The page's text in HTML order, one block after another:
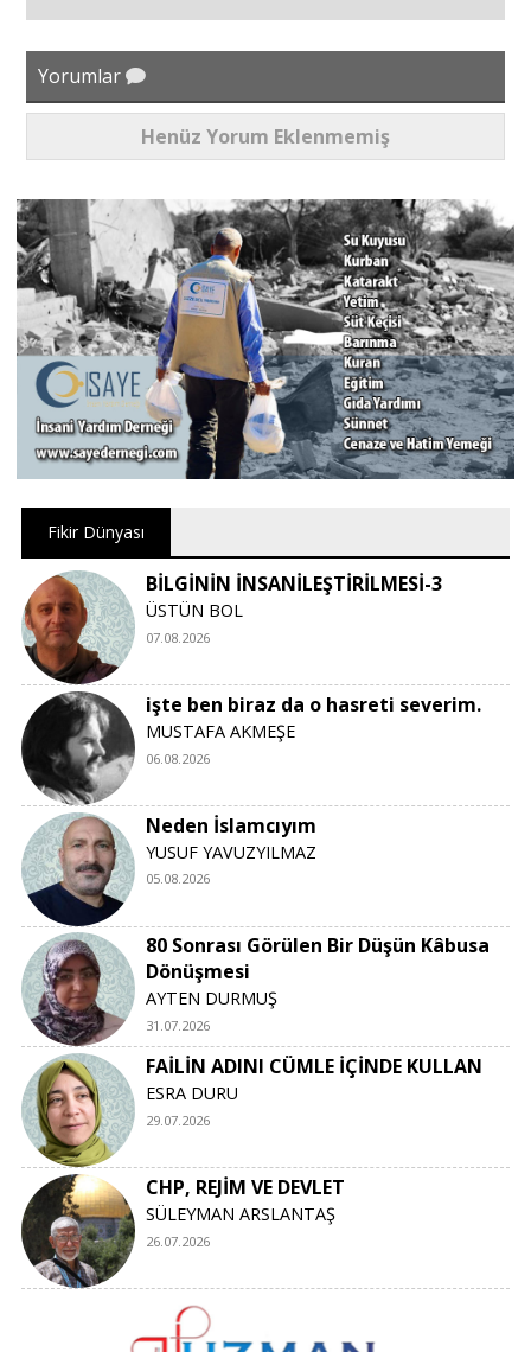
Yorumlar
Henüz Yorum Eklenmemiş
Fikir Dünyası
BİLGİNİN İNSANİLEŞTİRİLMESİ-3
ÜSTÜN BOL
07.08.2026
işte ben biraz da o hasreti severim.
MUSTAFA AKMEŞE
06.08.2026
Neden İslamcıyım
YUSUF YAVUZYILMAZ
05.08.2026
80 Sonrası Görülen Bir Düşün Kâbusa
Dönüşmesi
AYTEN DURMUŞ
31.07.2026
FAİLİN ADINI CÜMLE İÇİNDE KULLAN
ESRA DURU
29.07.2026
CHP, REJİM VE DEVLET
SÜLEYMAN ARSLANTAŞ
26.07.2026